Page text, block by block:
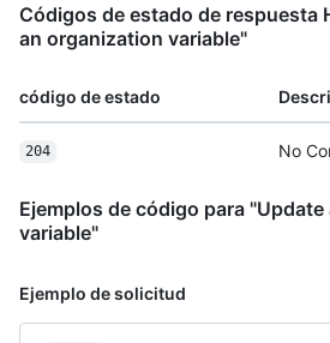
Códigos de estado de respuesta
an organization variable"
código de estado
204 No
Ejemplos de código para
variable"
Ejemplo de solicitud